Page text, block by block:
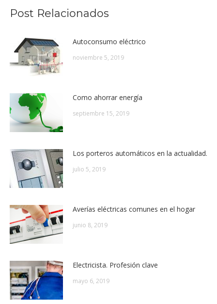
Post Relacionados
Autoconsumo eléctrico
noviembre 5, 2019
Como ahorrar energía
septiembre 15, 2019
Los porteros automáticos en la actualidad.
julio 5, 2019
Averías eléctricas comunes en el hogar
junio 8, 2019
Electricista. Profesión clave
mayo 6, 2019